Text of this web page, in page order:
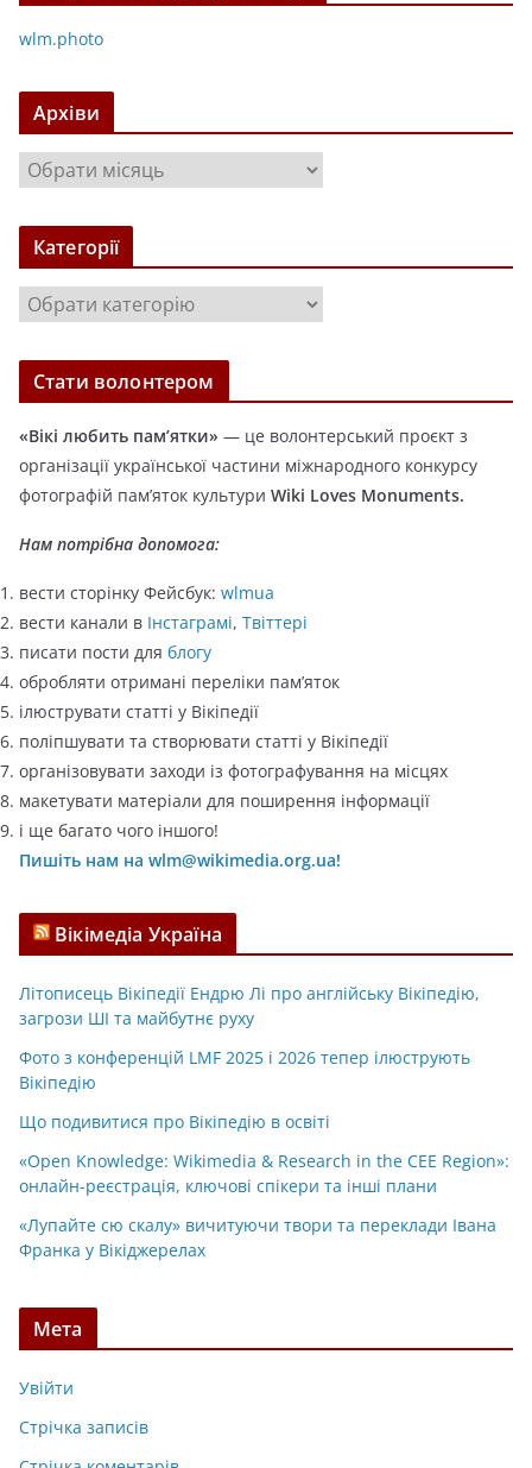
wlm.photo
Архіви
р
х
в
Категорії
а
т
о
р
і
ї
Стати волонтером
«Вікі любить пам’ятки» — це волонтерський проєкт з
організації української частини міжнародного конкурсу
фотографій пам’яток культури Wiki Loves Monuments.
Нам потрібна допомога:
вести сторінку Фейсбук: wlmua
вести канали в Інстаграмі, Твіттері
писати пости для блогу
обробляти отримані переліки пам’яток
ілюструвати статті у Вікіпедії
поліпшувати та створювати статті у Вікіпедії
організовувати заходи із фотографування на місцях
макетувати матеріали для поширення інформації
і ще багато чого іншого!
Пишіть нам на wlm@wikimedia.org.ua!
Вікімедіа Україна
Літописець Вікіпедії Ендрю Лі про англійську Вікіпедію,
загрози ШІ та майбутнє руху
Фото з конференцій LMF 2025 і 2026 тепер ілюструють
Вікіпедію
Що подивитися про Вікіпедію в освіті
«Open Knowledge: Wikimedia & Research in the CEE Region»:
онлайн-реєстрація, ключові спікери та інші плани
«Лупайте сю скалу» вичитуючи твори та переклади Івана
Франка у Вікіджерелах
Мета
Увійти
Стрічка записів